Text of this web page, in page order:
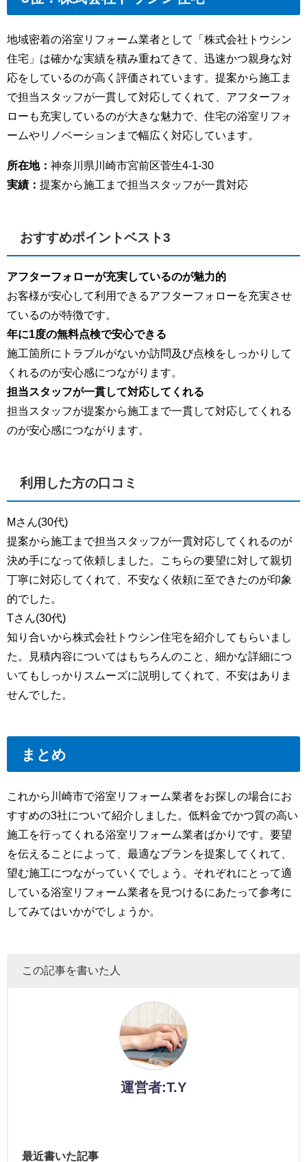
地域密着の浴室リフォーム業者として「株式会社トウシン
住宅」は確かな実績を積み重ねてきて、迅速かつ親身な対
応をしているのが高く評価されています。提案から施工ま
で担当スタッフが一貫して対応してくれて、アフターフォ
ローも充実しているのが大きな魅力で、住宅の浴室リフォ
ームやリノベーションまで幅広く対応しています。
所在地： 神奈川県川崎市宮前区菅生4-1-30
実績： 提案から施工まで担当スタッフが一貫対応
おすすめポイントベスト3
アフターフォローが充実しているのが魅力的
お客様が安心して利用できるアフターフォローを充実させ
ているのが特徴です。
年に1度の無料点検で安心できる
施工箇所にトラブルがないか訪問及び点検をしっかりして
くれるのが安心感につながります。
担当スタッフが一貫して対応してくれる
担当スタッフが提案から施工まで一貫して対応してくれる
のが安心感につながります。
利用した方の口コミ
Mさん(30代)
提案から施工まで担当スタッフが一貫対応してくれるのが
決め手になって依頼しました。こちらの要望に対して親切
丁寧に対応してくれて、不安なく依頼に至できたのが印象
的でした。
Tさん(30代)
知り合いから株式会社トウシン住宅を紹介してもらいまし
た。見積内容についてはもちろんのこと、細かな詳細につ
いてもしっかりスムーズに説明してくれて、不安はありま
せんでした。
まとめ
これから川崎市で浴室リフォーム業者をお探しの場合にお
すすめの3社について紹介しました。低料金でかつ質の高い
施工を行ってくれる浴室リフォーム業者ばかりです。要望
を伝えることによって、最適なプランを提案してくれて、
望む施工につながっていくでしょう。それぞれにとって適
している浴室リフォーム業者を見つけるにあたって参考に
してみてはいかがでしょうか。
この記事を書いた人
運営者:T.Y
最近書いた記事